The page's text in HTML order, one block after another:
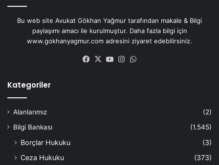
Bu web site Avukat Gökhan Yağmur tarafından makale & Bilgi
paylaşımı amacı ile kurulmuştur. Daha fazla bilgi için
www.gokhanyagmur.com adresini ziyaret edebilirsiniz.
Facebook
X YouTubeInstagram
Kategoriler
Alanlarımız
(2)
Bilgi Bankası
(1.545)
Borçlar Hukuku
(3)
Ceza Hukuku
(373)